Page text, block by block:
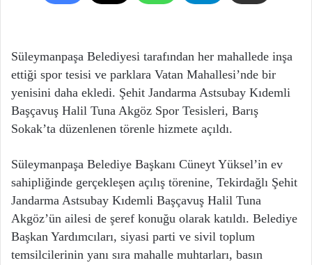
Süleymanpaşa Belediyesi tarafından her mahallede inşa
ettiği spor tesisi ve parklara Vatan Mahallesi’nde bir
yenisini daha ekledi. Şehit Jandarma Astsubay Kıdemli
Başçavuş Halil Tuna Akgöz Spor Tesisleri, Barış
Sokak’ta düzenlenen törenle hizmete açıldı.
Süleymanpaşa Belediye Başkanı Cüneyt Yüksel’in ev
sahipliğinde gerçekleşen açılış törenine, Tekirdağlı Şehit
Jandarma Astsubay Kıdemli Başçavuş Halil Tuna
Akgöz’ün ailesi de şeref konuğu olarak katıldı. Belediye
Başkan Yardımcıları, siyasi parti ve sivil toplum
temsilcilerinin yanı sıra mahalle muhtarları, basın